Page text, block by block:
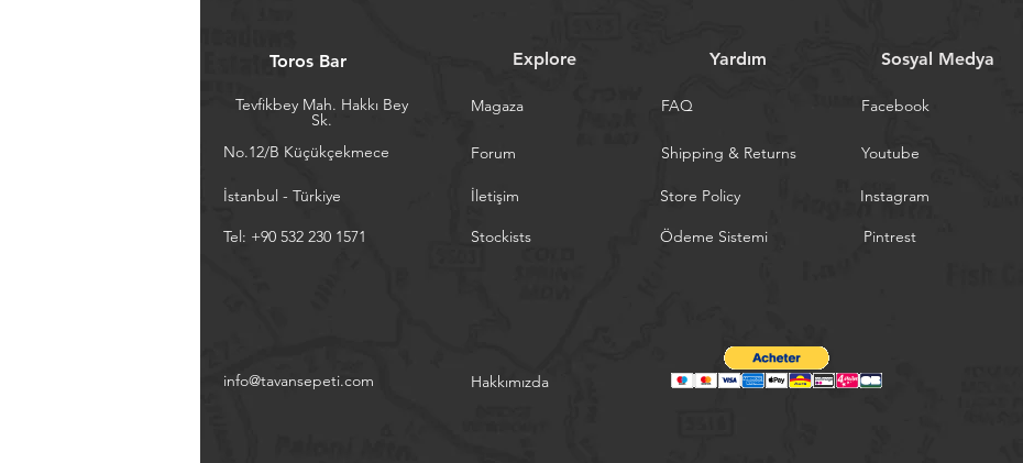
Toros Bar
Tevfikbey Mah. Hakkı Bey
Sk.
No.12/B Küçükçekmece
İstanbul - Türkiye
Tel: +90 532 230 1571
Explore
Magaza
Forum
İletişim
Stockists
Yardım
FAQ
Shipping & Returns
Store Policy
Ödeme Sistemi
Sosyal Medya
Facebook
Youtube
Instagram
Pintrest
info@tavansepeti.com Hakkımızda